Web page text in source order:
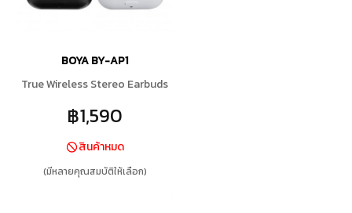
BOYA BY-AP1
True Wireless Stereo Earbuds
฿1,590
สินค้าหมด
(มีหลายคุณสมบัติให้เลือก)